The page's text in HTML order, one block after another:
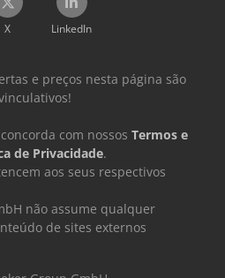
X LinkedIn
e preços nesta página são
com nossos Termos e
de Privacidade.
aos seus respectivos
não assume qualquer
de sites externos